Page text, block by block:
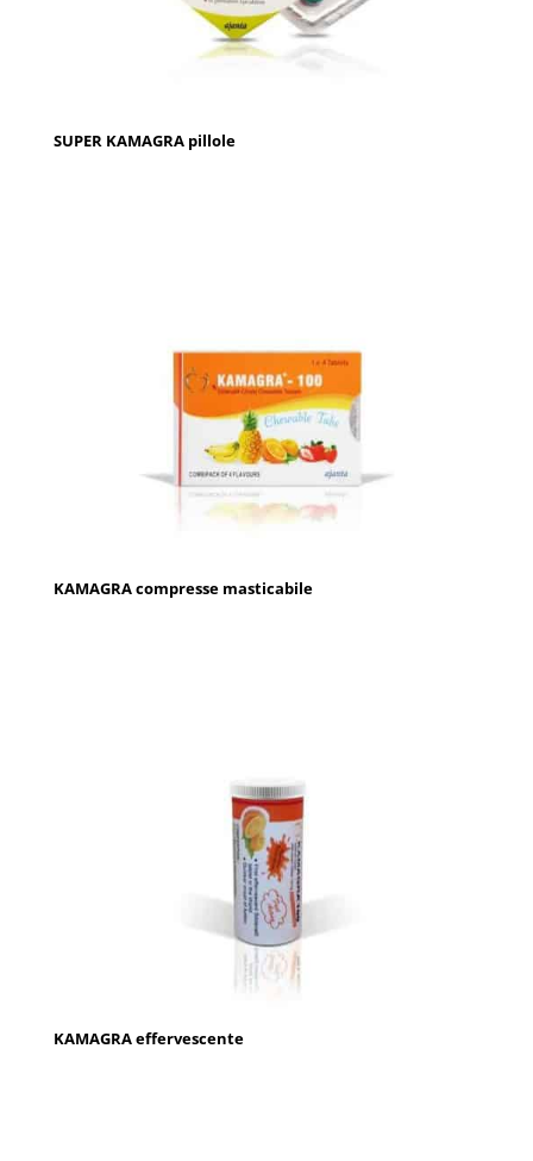
SUPER KAMAGRA pillole
KAMAGRA compresse masticabile
KAMAGRA effervescente